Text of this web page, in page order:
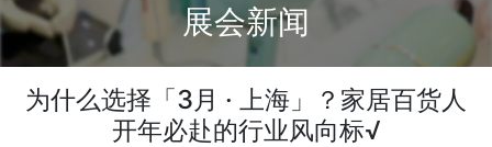
展会新闻
为什么选择「3月 · 上海」？家居百货人
开年必赴的行业风向标√